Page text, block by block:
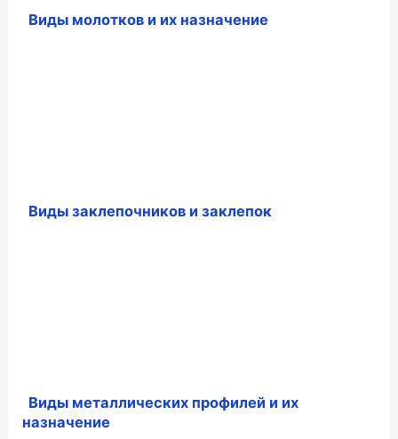
Виды молотков и их назначение
Виды заклепочников и заклепок
Виды металлических профилей и их
назначение